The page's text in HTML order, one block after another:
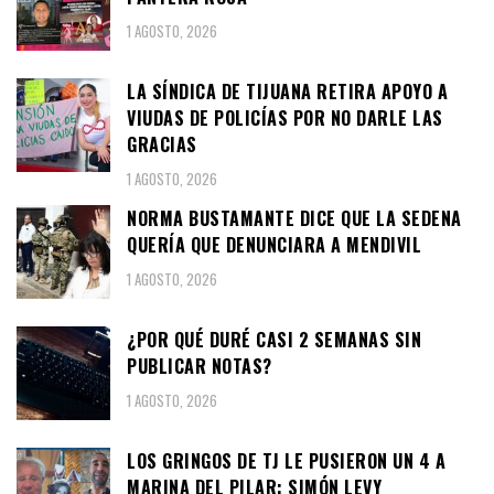
1 AGOSTO, 2026
LA SÍNDICA DE TIJUANA RETIRA APOYO A
VIUDAS DE POLICÍAS POR NO DARLE LAS
GRACIAS
1 AGOSTO, 2026
NORMA BUSTAMANTE DICE QUE LA SEDENA
QUERÍA QUE DENUNCIARA A MENDIVIL
1 AGOSTO, 2026
¿POR QUÉ DURÉ CASI 2 SEMANAS SIN
PUBLICAR NOTAS?
1 AGOSTO, 2026
LOS GRINGOS DE TJ LE PUSIERON UN 4 A
MARINA DEL PILAR: SIMÓN LEVY